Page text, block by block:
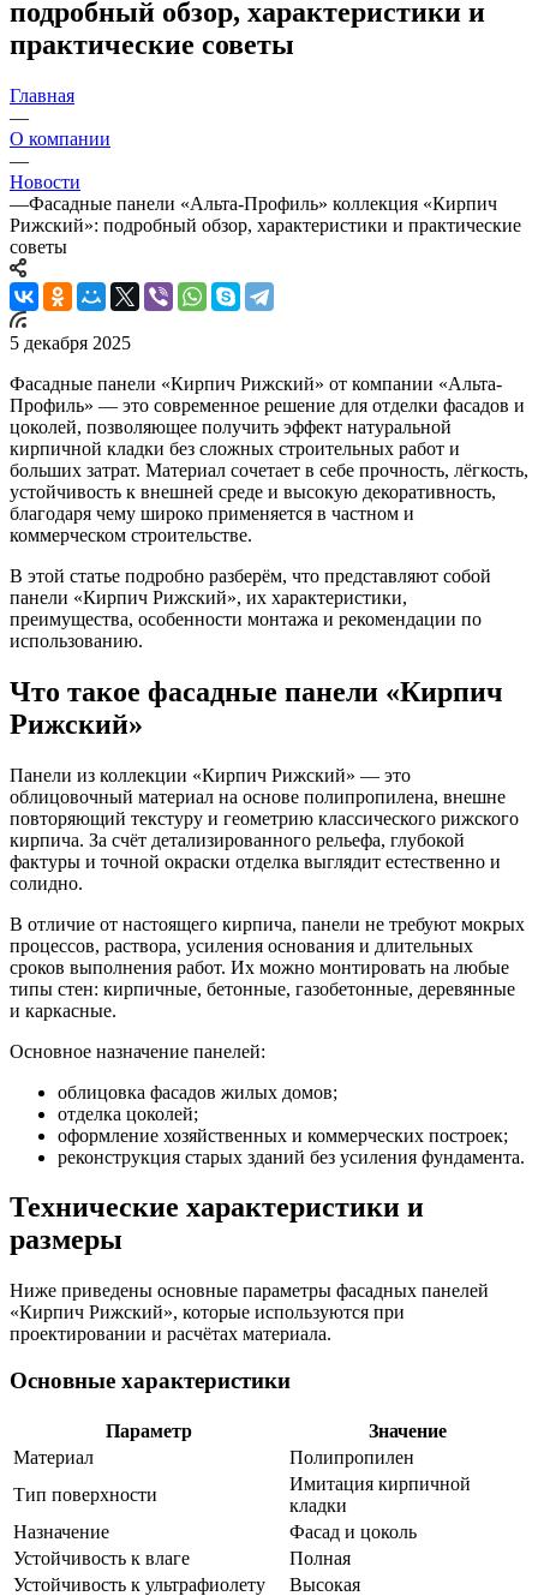
подробный обзор, характеристики и
практические советы
Главная
—
О компании
—
Новости
—Фасадные панели «Альта-Профиль» коллекция «Кирпич
Рижский»: подробный обзор, характеристики и практические
советы
5 декабря 2025
Фасадные панели «Кирпич Рижский» от компании «Альта-
Профиль» — это современное решение для отделки фасадов и
цоколей, позволяющее получить эффект натуральной
кирпичной кладки без сложных строительных работ и
больших затрат. Материал сочетает в себе прочность, лёгкость,
устойчивость к внешней среде и высокую декоративность,
благодаря чему широко применяется в частном и
коммерческом строительстве.
В этой статье подробно разберём, что представляют собой
панели «Кирпич Рижский», их характеристики,
преимущества, особенности монтажа и рекомендации по
использованию.
Что такое фасадные панели «Кирпич
Рижский»
Панели из коллекции «Кирпич Рижский» — это
облицовочный материал на основе полипропилена, внешне
повторяющий текстуру и геометрию классического рижского
кирпича. За счёт детализированного рельефа, глубокой
фактуры и точной окраски отделка выглядит естественно и
солидно.
В отличие от настоящего кирпича, панели не требуют мокрых
процессов, раствора, усиления основания и длительных
сроков выполнения работ. Их можно монтировать на любые
типы стен: кирпичные, бетонные, газобетонные, деревянные
и каркасные.
Основное назначение панелей:
облицовка фасадов жилых домов;
отделка цоколей;
оформление хозяйственных и коммерческих построек;
реконструкция старых зданий без усиления фундамента.
Технические характеристики и
размеры
Ниже приведены основные параметры фасадных панелей
«Кирпич Рижский», которые используются при
проектировании и расчётах материала.
Основные характеристики
Параметр
Значение
Материал
Полипропилен
Тип поверхности
Имитация кирпичной
кладки
Назначение
Фасад и цоколь
Устойчивость к влаге
Полная
Устойчивость к ультрафиолету
Высокая